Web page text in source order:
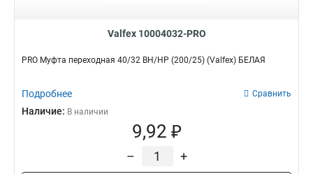
Valfex 10004032-PRO
PRO Муфта переходная 40/32 ВН/НР (200/25) (Valfex) БЕЛАЯ
Подробнее Сравнить
Наличие: В наличии
9,92 ₽
– +